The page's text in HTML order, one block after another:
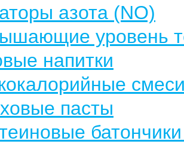
азота (NO)
уровень
напитки
пасты